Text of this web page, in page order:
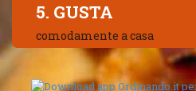
5. GUSTA
comodamente a casa